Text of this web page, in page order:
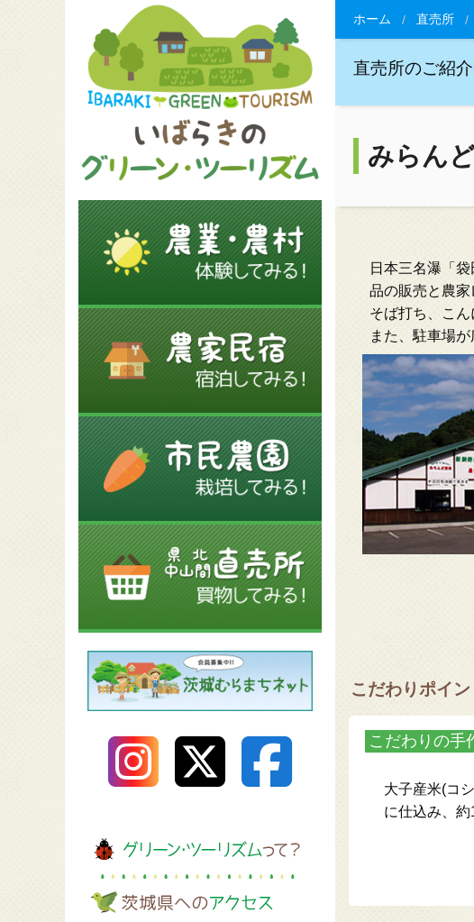
ホーム 直売所
直売所のご紹介
みらん
日本三名瀑「
品の販売と農家
そば打ち、こん
また、駐車場
こだわりポイン
こだわりの手
大子産米(コ
に仕込み、約